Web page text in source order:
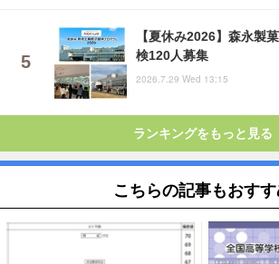
【夏休み2026】森永製
検120人募集
2026.7.29 Wed 13:15
ランキングをもっと見る
こちらの記事もおす